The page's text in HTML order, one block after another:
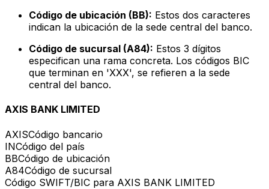
Código de ubicación (BB): Estos dos caracteres
indican la ubicación de la sede central del banco.
Código de sucursal (A84): Estos 3 dígitos
especifican una rama concreta. Los códigos BIC
que terminan en 'XXX', se refieren a la sede
central del banco.
AXIS BANK LIMITED
AXISCódigo bancario
INCódigo del país
BBCódigo de ubicación
A84Código de sucursal
Código SWIFT/BIC para AXIS BANK LIMITED